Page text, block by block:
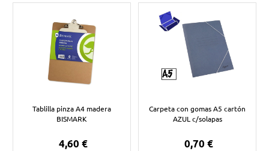
Tablilla pinza A4 madera
BISMARK
4,60 €
Carpeta con gomas A5 cartón
AZUL c/solapas
0,70 €